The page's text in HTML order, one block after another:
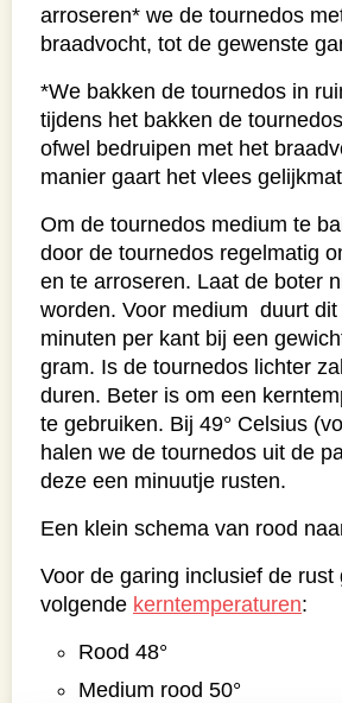
arroseren* we de tournedos
braadvocht, tot de gewenste
*We bakken de tournedos in
tijdens het bakken de
ofwel bedruipen met het
manier gaart het vlees
Om de tournedos medium te
door de tournedos regelmatig
en te arroseren. Laat de boter
worden. Voor medium duurt
minuten per kant bij een
gram. Is de tournedos lichter
duren. Beter is om een
te gebruiken. Bij 49° Celsius
halen we de tournedos uit de
deze een minuutje rusten.
Een klein schema van rood
Voor de garing inclusief de rust
volgende kerntemperaturen:
Rood 48°
Medium rood 50°